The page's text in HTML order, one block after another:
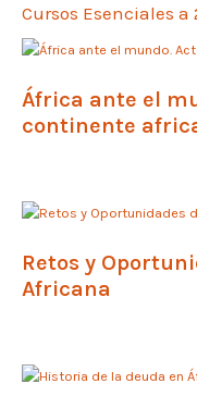
Cursos Esenciales a
África ante el
continente
Retos y
Africana